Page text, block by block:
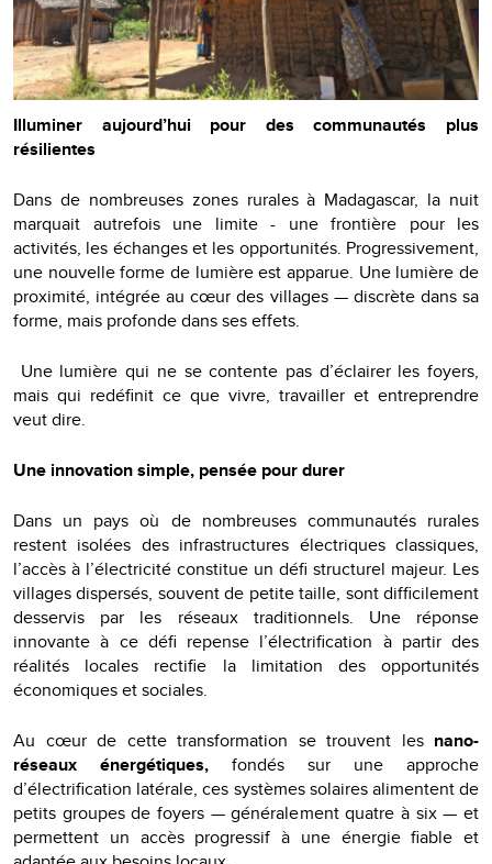
Illuminer aujourd’hui pour des communautés plus
résilientes
Dans de nombreuses zones rurales à Madagascar, la nuit
marquait autrefois une limite - une frontière pour les
activités, les échanges et les opportunités. Progressivement,
une nouvelle forme de lumière est apparue. Une lumière de
proximité, intégrée au cœur des villages — discrète dans sa
forme, mais profonde dans ses effets.
Une lumière qui ne se contente pas d’éclairer les foyers,
mais qui redéfinit ce que vivre, travailler et entreprendre
veut dire.
Une innovation simple, pensée pour durer
Dans un pays où de nombreuses communautés rurales
restent isolées des infrastructures électriques classiques,
l’accès à l’électricité constitue un défi structurel majeur. Les
villages dispersés, souvent de petite taille, sont difficilement
desservis par les réseaux traditionnels. Une réponse
innovante à ce défi repense l’électrification à partir des
réalités locales rectifie la limitation des opportunités
économiques et sociales.
Au cœur de cette transformation se trouvent les nano-
réseaux énergétiques, fondés sur une approche
d’électrification latérale, ces systèmes solaires alimentent de
petits groupes de foyers — généralement quatre à six — et
permettent un accès progressif à une énergie fiable et